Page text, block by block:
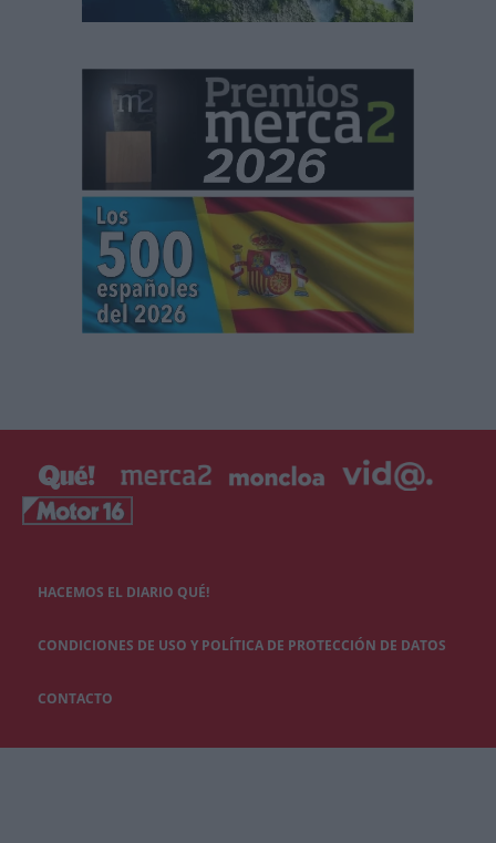
HACEMOS EL DIARIO QUÉ!
CONDICIONES DE USO Y POLÍTICA DE PROTECCIÓN DE DATOS
CONTACTO